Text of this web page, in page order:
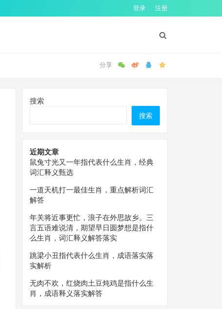
登录 注册
搜索
搜索
近期文章
鼠兔寸光又一年指代表什么生肖，经典
词汇释义甄选
一道天机打一最佳生肖，重点解析词汇
解答
年关将近事更忙，浪子在外思故乡。三
言五语难说清，期望早日圆梦想是指什
么生肖，词汇释义解答落实
跳梁小丑指代表什么生肖，成语落实落
实解析
无肉不欢，红烧肉土豆炖鸡是指什么生
肖，成语释义落实解答